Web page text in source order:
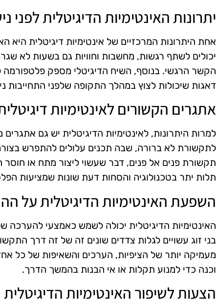
יתרונות האינטימיות הדיגיטלית לפני
אחת היתרונות המרכזיים של אינטימיות דיגיטלית היא
יכולים לשתף רגשות, מחשבות וחוויות גם בשעות לא
הקשר הרגשי. בנוסף, השיח הדיגיטלי מספק פלטפורמה
דאגות שיכולות לצוץ במהלך התקופה שלפני התחייבות
אתגרים הקשורים לאינטימיות
למרות היתרונות, לאינטימיות הדיגיטלית יש גם
לתקשורת לא ברורה, שבה תכנים עלולים להתפרש בצורה
תקשורת פנים אל פנים, דבר שעשוי ליצור מתח או חוסר
תלות יתר בטכנולוגיה והסחות דעת שונות שמציעות
השפעת האינטימיות הדיגיטלית על
האינטימיות הדיגיטלית יכולה לשמש כאמצעי להערכה
בני זוג עשויים לגלות צדדים שונים זה של זה דרך
מעמיקה יותר של הציפיות, הערכים והשאיפות של כל
וכנה כדי למנוע תקלות או אי הבנות בהמשך הדרך.
הצעות לשיפור האינטימיות הדיגיטלית